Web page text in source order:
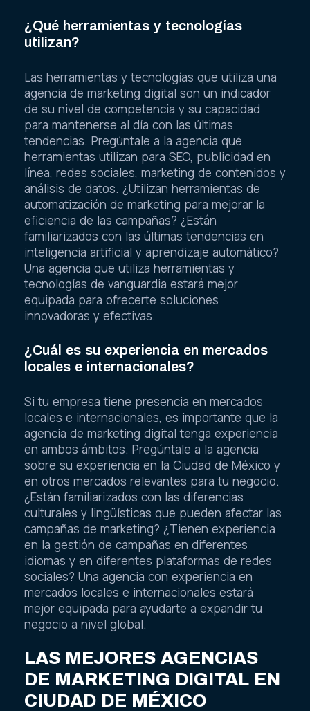
¿Qué herramientas y tecnologías
utilizan?
Las herramientas y tecnologías que utiliza una
agencia de marketing digital son un indicador
de su nivel de competencia y su capacidad
para mantenerse al día con las últimas
tendencias. Pregúntale a la agencia qué
herramientas utilizan para SEO, publicidad en
línea, redes sociales, marketing de contenidos y
análisis de datos. ¿Utilizan herramientas de
automatización de marketing para mejorar la
eficiencia de las campañas? ¿Están
familiarizados con las últimas tendencias en
inteligencia artificial y aprendizaje automático?
Una agencia que utiliza herramientas y
tecnologías de vanguardia estará mejor
equipada para ofrecerte soluciones
innovadoras y efectivas.
¿Cuál es su experiencia en mercados
locales e internacionales?
Si tu empresa tiene presencia en mercados
locales e internacionales, es importante que la
agencia de marketing digital tenga experiencia
en ambos ámbitos. Pregúntale a la agencia
sobre su experiencia en la Ciudad de México y
en otros mercados relevantes para tu negocio.
¿Están familiarizados con las diferencias
culturales y lingüísticas que pueden afectar las
campañas de marketing? ¿Tienen experiencia
en la gestión de campañas en diferentes
idiomas y en diferentes plataformas de redes
sociales? Una agencia con experiencia en
mercados locales e internacionales estará
mejor equipada para ayudarte a expandir tu
negocio a nivel global.
LAS MEJORES AGENCIAS
DE MARKETING DIGITAL EN
CIUDAD DE MÉXICO